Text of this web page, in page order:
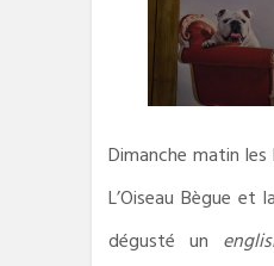
Dimanche matin les
L’Oiseau Bègue et
dégusté un